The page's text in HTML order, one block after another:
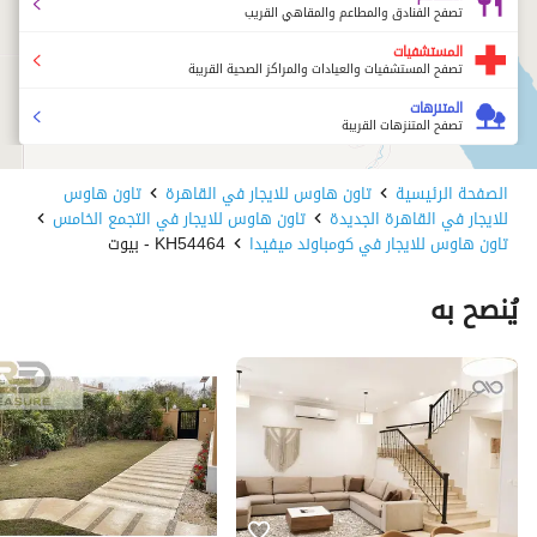
البريطانية بالقاهرة)
مناطق استرخاء
بحيرات اصطناعية
مساحات خضراء واسعة ومناظر طبيعية خلابة
تصفح الفنادق والمطاعم والمقاهي القريب
المستشفيات
تصفح المستشفيات والعيادات والمراكز الصحية القريبة
المتنزهات
تصفح المتنزهات القريبة
الصفحة الرئيسية تاون هاوس للايجار في القاهرة تاون هاوس
للايجار في القاهرة الجديدة تاون هاوس للايجار في التجمع الخامس
تاون هاوس للايجار في كومباوند ميفيدا KH54464 - بيوت
يُنصح به